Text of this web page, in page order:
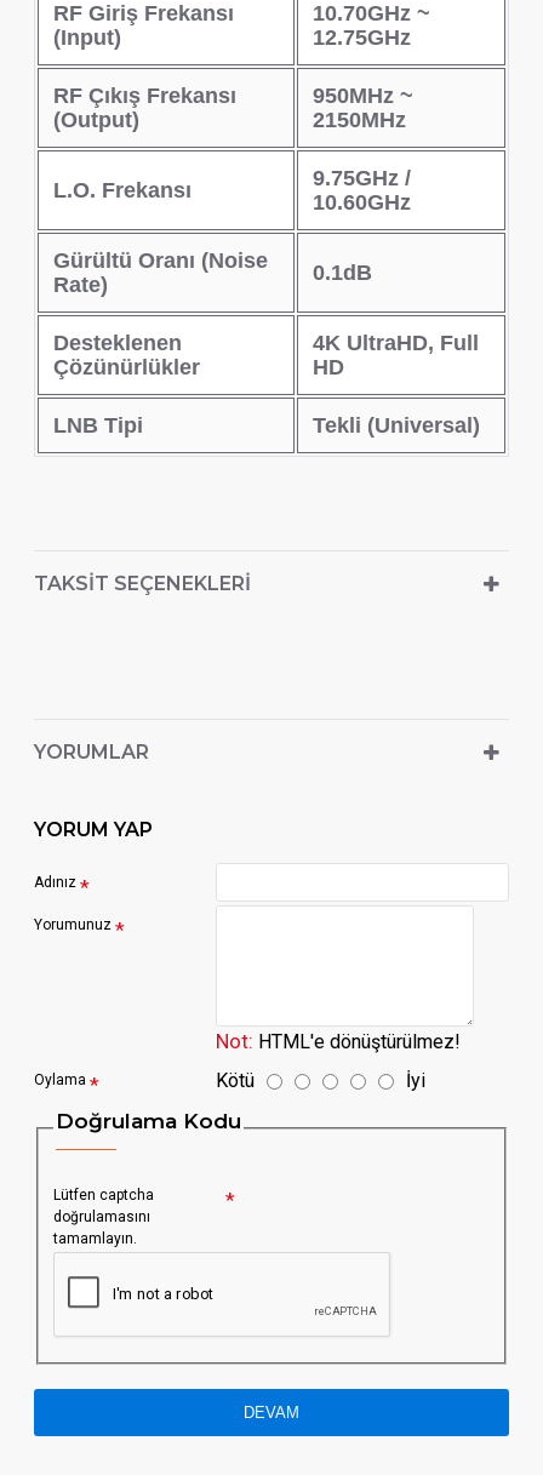
RF Giriş Frekansı
(Input)
10.70GHz ~
12.75GHz
RF Çıkış Frekansı
(Output)
950MHz ~
2150MHz
L.O. Frekansı
9.75GHz /
10.60GHz
Gürültü Oranı (Noise
Rate)
0.1dB
Desteklenen
Çözünürlükler
4K UltraHD, Full
HD
LNB Tipi Tekli (Universal)
TAKSIT SEÇENEKLERI
YORUMLAR
YORUM YAP
Adınız
Yorumunuz
Not: HTML'e dönüştürülmez!
Oylama Kötü İyi
Doğrulama Kodu
Lütfen captcha
doğrulamasını
tamamlayın.
DEVAM